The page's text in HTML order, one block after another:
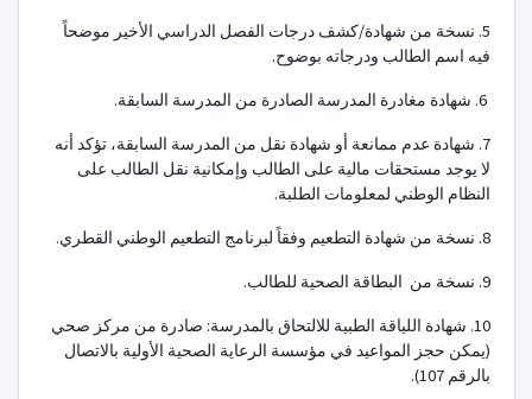
5. نسخة من شهادة/كشف درجات الفصل الدراسي الأخير موضحاً
فيه اسم الطالب ودرجاته بوضوح.
6. شهادة مغادرة المدرسة الصادرة من المدرسة السابقة.
7. شهادة عدم ممانعة أو شهادة نقل من المدرسة السابقة، تؤكد أنه
لا يوجد مستحقات مالية على الطالب وإمكانية نقل الطالب على
النظام الوطني لمعلومات الطلبة.
8. نسخة من شهادة التطعيم وفقاً لبرنامج التطعيم الوطني القطري.
9. نسخة من البطاقة الصحية للطالب.
10. شهادة اللياقة الطبية للالتحاق بالمدرسة: صادرة من مركز صحي
(يمكن حجز المواعيد في مؤسسة الرعاية الصحية الأولية بالاتصال
بالرقم 107).